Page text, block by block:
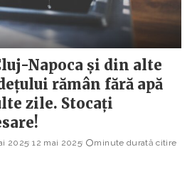
Napoca și din alte
rămân fără apă
zile. Stocați
2025 12 mai 2025
minute durată citire